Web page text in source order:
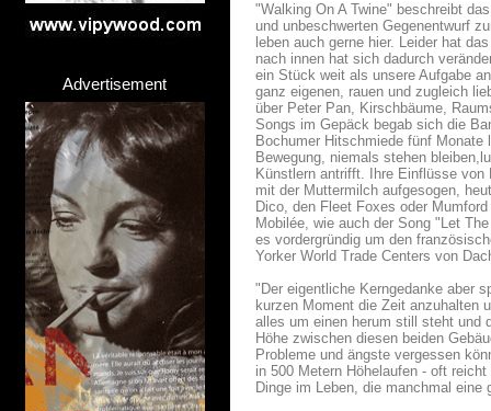
Advertisement
"Walking On A Twine" beschreibt
und unbeschwerten Gegenentwurf
leben auch gerne hier. Leider hat
nach innen hat sich dadurch
ein Stück weit als unsere Aufgabe
ganz eigenen, rauen und zugleich
über Peter Pan, Kirschbäume,
Songs im Gepäck begab sich die
Bochumer Hitschmiede fünf
Bewegung, niemals stehen
Künstlern antrifft. Ihre Einflüsse
mit der Muttermilch aufgesogen,
Dico, den Fleet Foxes oder
Mobilée, wie auch der Song "Let
es vordergründig um den
Yorker World Trade Centers von
"Der eigentliche Kerngedanke aber
kurzen Moment die Zeit anzuhalten
alles um einen herum still steht und
Höhe zwischen diesen beiden
Probleme und ängste vergessen
in 500 Metern Höhelaufen - oft
Dinge im Leben, die manchmal eine